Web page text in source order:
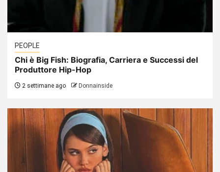
PEOPLE
Chi è Big Fish: Biografia, Carriera e Successi del
Produttore Hip-Hop
2 settimane ago Donnainside